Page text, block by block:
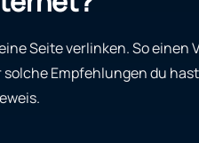
Seite verlinken. So
Empfehlungen du